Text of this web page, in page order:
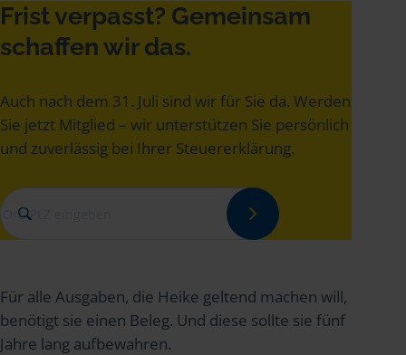
Frist verpasst? Gemeinsam
schaffen wir das.
Auch nach dem 31. Juli sind wir für Sie da. Werden
Sie jetzt Mitglied – wir unterstützen Sie persönlich
und zuverlässig bei Ihrer Steuererklärung.
Für alle Ausgaben, die Heike geltend machen will,
benötigt sie einen Beleg. Und diese sollte sie fünf
Jahre lang aufbewahren.